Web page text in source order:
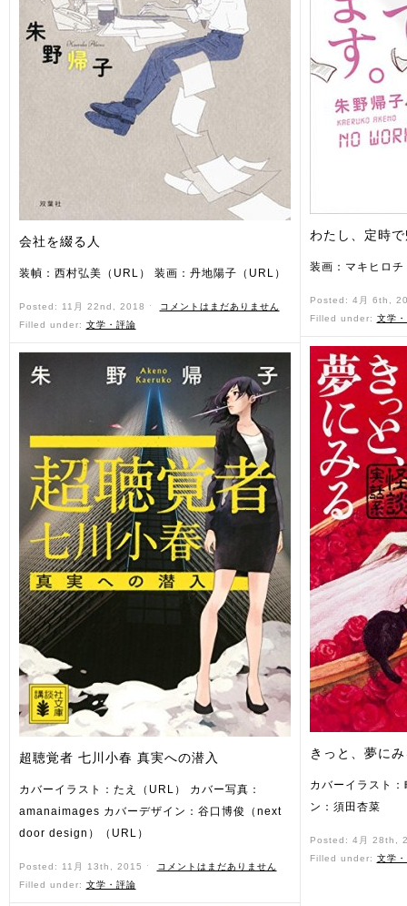
会社を綴る人
装幀：西村弘美（URL） 装画：丹地陽子（URL）
Posted: 11月 22nd, 2018 ˑ
コメントはまだありません
Filled under: 文学・評論
超聴覚者 七川小春 真実への潜入
カバーイラスト：たえ（URL） カバー写真：
amanaimages カバーデザイン：谷口博俊（next
door design）（URL）
Posted: 11月 13th, 2015 ˑ
コメントはまだありません
Filled under: 文学・評論
わたし、定時
装画：マキヒロ
Posted: 4月 6th,
Filled under: 文学
きっと、夢に
カバーイラスト
ン：須田杏菜
Posted: 4月 28th,
Filled under: 文学